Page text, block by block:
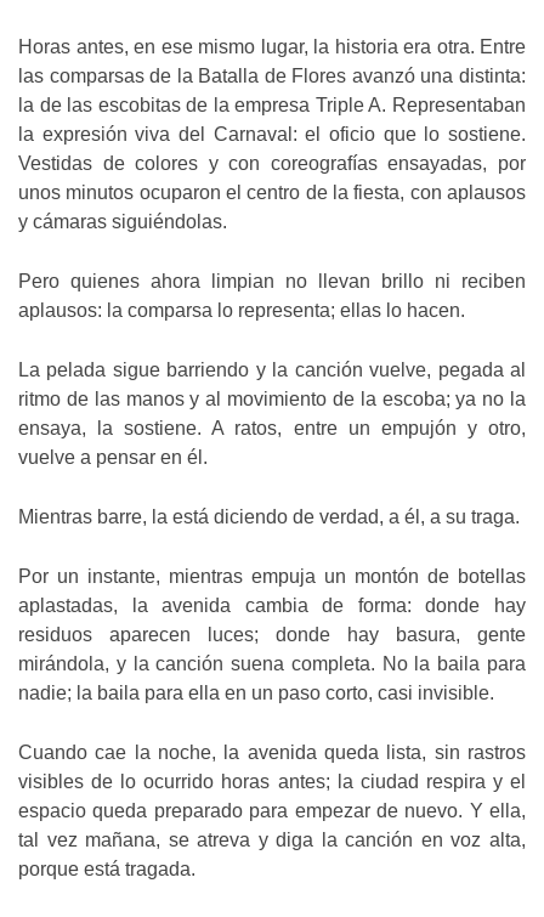
Horas antes, en ese mismo lugar, la historia era otra. Entre
las comparsas de la Batalla de Flores avanzó una distinta:
la de las escobitas de la empresa Triple A. Representaban
la expresión viva del Carnaval: el oficio que lo sostiene.
Vestidas de colores y con coreografías ensayadas, por
unos minutos ocuparon el centro de la fiesta, con aplausos
y cámaras siguiéndolas.
Pero quienes ahora limpian no llevan brillo ni reciben
aplausos: la comparsa lo representa; ellas lo hacen.
La pelada sigue barriendo y la canción vuelve, pegada al
ritmo de las manos y al movimiento de la escoba; ya no la
ensaya, la sostiene. A ratos, entre un empujón y otro,
vuelve a pensar en él.
Mientras barre, la está diciendo de verdad, a él, a su traga.
Por un instante, mientras empuja un montón de botellas
aplastadas, la avenida cambia de forma: donde hay
residuos aparecen luces; donde hay basura, gente
mirándola, y la canción suena completa. No la baila para
nadie; la baila para ella en un paso corto, casi invisible.
Cuando cae la noche, la avenida queda lista, sin rastros
visibles de lo ocurrido horas antes; la ciudad respira y el
espacio queda preparado para empezar de nuevo. Y ella,
tal vez mañana, se atreva y diga la canción en voz alta,
porque está tragada.